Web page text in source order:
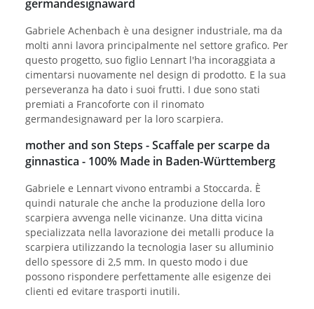
germandesignaward
Gabriele Achenbach è una designer industriale, ma da
molti anni lavora principalmente nel settore grafico. Per
questo progetto, suo figlio Lennart l'ha incoraggiata a
cimentarsi nuovamente nel design di prodotto. E la sua
perseveranza ha dato i suoi frutti. I due sono stati
premiati a Francoforte con il rinomato
germandesignaward per la loro scarpiera.
mother and son Steps - Scaffale per scarpe da
ginnastica - 100% Made in Baden-Württemberg
Gabriele e Lennart vivono entrambi a Stoccarda. È
quindi naturale che anche la produzione della loro
scarpiera avvenga nelle vicinanze. Una ditta vicina
specializzata nella lavorazione dei metalli produce la
scarpiera utilizzando la tecnologia laser su alluminio
dello spessore di 2,5 mm. In questo modo i due
possono rispondere perfettamente alle esigenze dei
clienti ed evitare trasporti inutili.